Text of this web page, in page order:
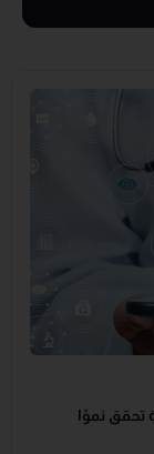
تحقق نموًا